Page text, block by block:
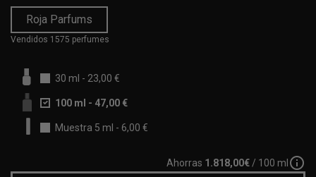
Roja Parfums
Vendidos 1575 perfumes
30 ml - 23,00 €
100 ml - 47,00 €
Muestra 5 ml - 6,00 €
Ahorras 1.818,00€ / 100 mlinfo_outline